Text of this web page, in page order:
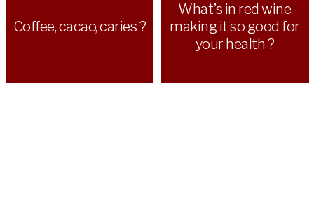
Coffee, cacao, caries ?
What’s in red wine
making it so good for
your health ?